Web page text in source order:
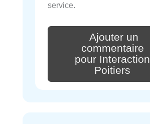
service.
Ajouter un
commentaire
pour Interaction
Poitiers